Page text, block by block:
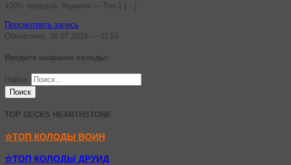
100% правдой. Украина — Топ-1 […]
Просмотреть запись
Обновлено: 20.07.2018 — 11:55
Введите название колоды:
Найти:
TOP DECKS HEARTHSTONE
✫ТОП КОЛОДЫ ВОИН
✫ТОП КОЛОДЫ ДРУИД